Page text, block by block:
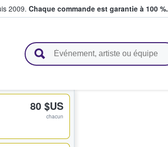
2009. Chaque commande est garantie à 100 %.
billets
80 $US
chacun